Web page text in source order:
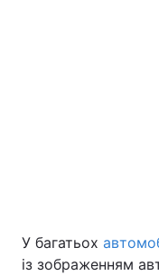
У багатьох
із зображенням